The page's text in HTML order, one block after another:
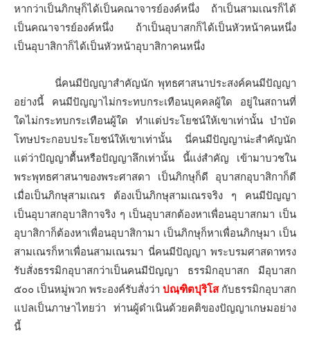
หากว่าเป็นภิกษุก็ได้เป็นคณาจารย์องค์หนึ่ง ถ้าเป็นสามเณรก็ได้
เป็นคณาจารย์องค์หนึ่ง ถ้าเป็นอุบาสกก็ได้เป็นหัวหน้าคนหนึ่ง
เป็นอุบาสิกาก็ได้เป็นหัวหน้าอุบาสิกาคนหนึ่ง
นี่คนมีปัญญาสำคัญนัก พุทธศาสนาประสงค์คนมีปัญญา
อย่างนี้ คนมีปัญญาไม่กระทบกระเทือนบุคคลผู้ใด อยู่ในสถานที่
ใดไม่กระทบกระเทือนผู้ใด ทำแต่ประโยชน์ให้เขาเท่านั้น บำบัด
โทษประกอบประโยชน์ให้เขาเท่านั้น นี่คนมีปัญญาน่ะสำคัญนัก
แต่ว่าปัญญาตื้นหรือปัญญาลึกเท่านั้น นี้แง่สำคัญ เข้ามาบวชใน
พระพุทธศาสนาของพระศาสดา เป็นภิกษุก็ดี อุบาสกอุบาสิกาก็ดี
เมื่อเป็นภิกษุสามเณร ต้องเป็นภิกษุสามเณรจริง ๆ คนมีปัญญา
เป็นอุบาสกอุบาสิกาจริง ๆ เป็นอุบาสกต้องหาเพื่อนอุบาสกมา เป็น
อุบาสิกาก็ต้องหาเพื่อนอุบาสิกามา เป็นภิกษุก็หาเพื่อนภิกษุมา เป็น
สามเณรก็หาเพื่อนสามเณรมา นี่คนมีปัญญา พระบรมศาสดาทรง
รับสั่งธรรมิกอุบาสกว่าเป็นคนมีปัญญา ธรรมิกอุบาสก มีอุบาสก
๕๐๐ เป็นหมู่พวก พระองค์รับสั่งว่า ปณฺฑิตปุริโสกับธรรมิกอุบาสก
แปลเป็นภาษาไทยว่า ท่านผู้ดำเนินด้วยคติของปัญญาเกษมอย่าง
นี้